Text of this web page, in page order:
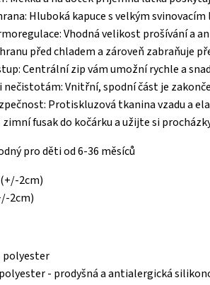
Hluboká kapuce s velkým
Vhodná velikost prošívání a
před chladem a zároveň zabraňuje
Centrální zip vám umožní rychle a
Vnitřní, spodní část je
Protiskluzová tkanina vzadu a
zimní fusak do kočárku a užijte si
pro děti od 6-36 měsíců
2cm)
2cm)
polyester
- prodyšná a antialergická